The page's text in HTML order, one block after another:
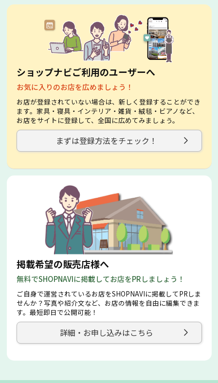
ショップナビご利用のユーザーへ
お気に入りのお店を広めましょう！
お店が登録されていない場合は、新しく登録することができ
ます。家具・寝具・インテリア・雑貨・絨毯・ビアノなど、
お店をサイトに登録して、全国に広めてみましょう。
まずは登録方法をチェック！
掲載希望の販売店様へ
無料でSHOPNAVIに掲載してお店をPRしましょう！
ご自身で運営されているお店をSHOPNAVIに掲載してPRしま
せんか？写真や紹介文など、お店の情報を自由に編集できま
す。最短即日で公開可能！
詳細・お申し込みはこちら